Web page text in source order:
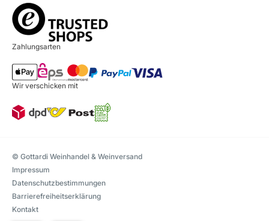
Zahlungsarten
Wir verschicken mit
© Gottardi Weinhandel & Weinversand
Impressum
Datenschutzbestimmungen
Barrierefreiheitserklärung
Kontakt